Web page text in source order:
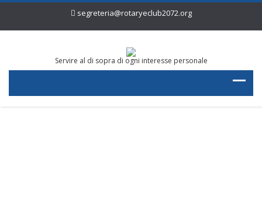
segreteria@rotaryeclub2072.org
Servire al di sopra di ogni interesse personale